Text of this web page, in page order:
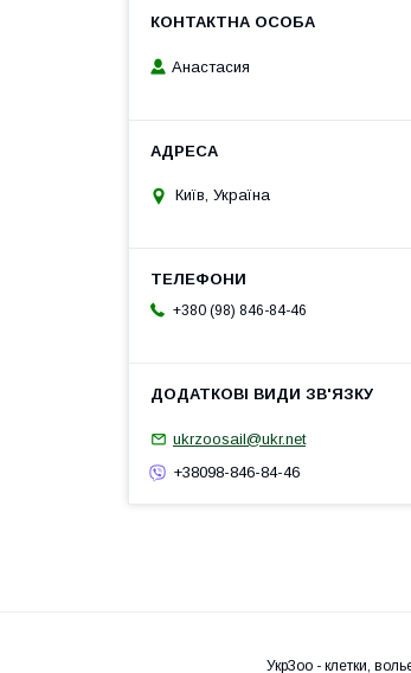
Анастасия
Київ, Україна
+380 (98) 846-84-46
ukrzoosail@ukr.net
+38098-846-84-46